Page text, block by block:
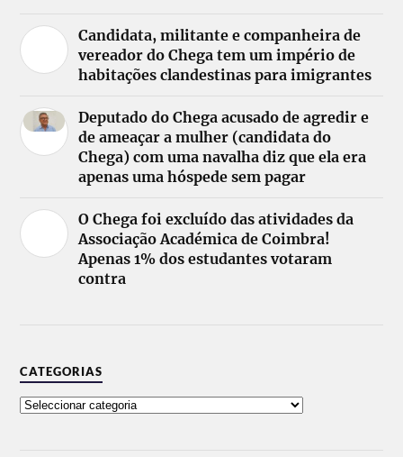
Candidata, militante e companheira de
vereador do Chega tem um império de
habitações clandestinas para imigrantes
Deputado do Chega acusado de agredir e
de ameaçar a mulher (candidata do
Chega) com uma navalha diz que ela era
apenas uma hóspede sem pagar
O Chega foi excluído das atividades da
Associação Académica de Coimbra!
Apenas 1% dos estudantes votaram
contra
CATEGORIAS